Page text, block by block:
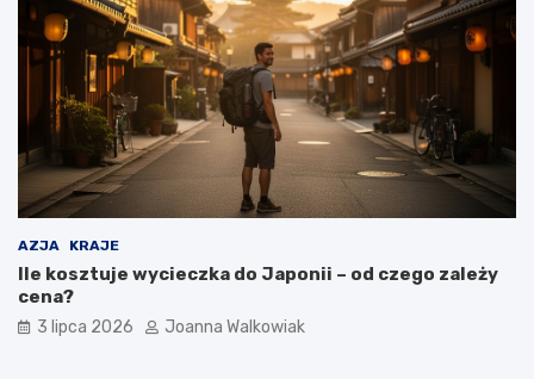
AZJA KRAJE
Ile kosztuje wycieczka do Japonii – od czego zależy
cena?
3 lipca 2026 Joanna Walkowiak